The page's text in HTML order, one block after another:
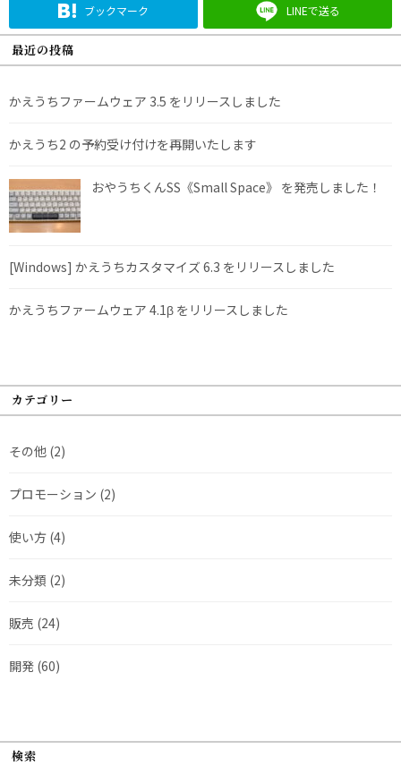
ブックマーク LINEで送る
最近の投稿
かえうちファームウェア 3.5 をリリースしました
かえうち2 の予約受け付けを再開いたします
おやうちくんSS《Small Space》 を発売しました！
[Windows] かえうちカスタマイズ 6.3 をリリースしました
かえうちファームウェア 4.1β をリリースしました
カテゴリー
その他 (2)
プロモーション (2)
使い方 (4)
未分類 (2)
販売 (24)
開発 (60)
検索